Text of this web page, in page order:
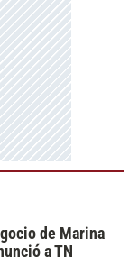
de Marina
a TN